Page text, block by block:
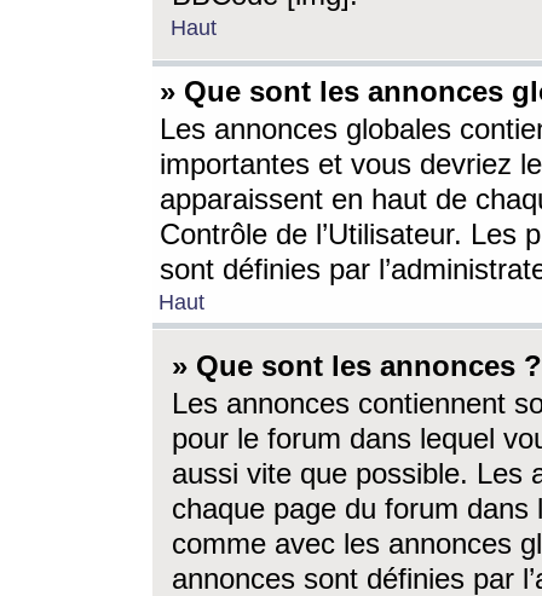
Haut
» Que sont les annonces
Les annonces globales
importantes et vous devriez
apparaissent en haut de
Contrôle de l’Utilisateur. Les
sont définies par
Haut
» Que sont les annonces ?
Les annonces contiennent
pour le forum dans lequel
aussi vite que possible. Les
chaque page du forum dans
comme avec les annonces
annonces sont définies par